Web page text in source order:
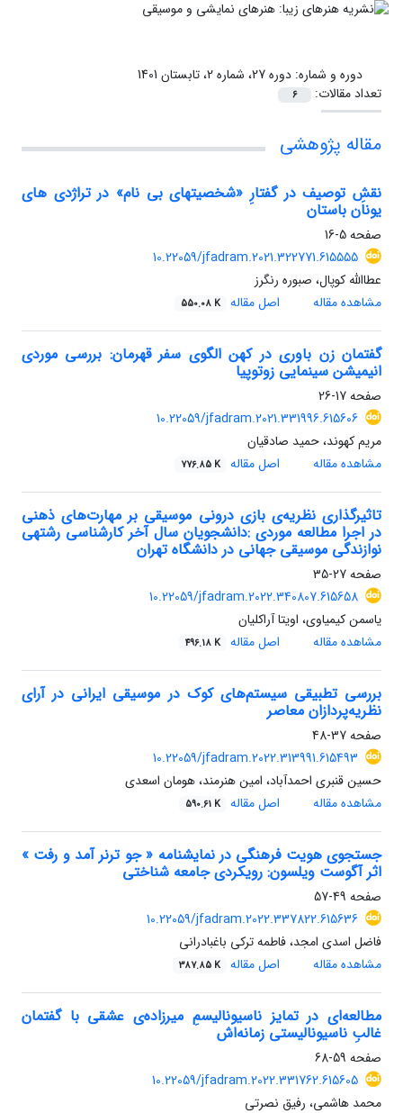
دوره و شماره:دوره 27، شماره 2، تابستان 1401
تعداد مقالات:
6
مقاله پژوهشی
نقشِ توصیف‏ در گفتارِ «شخصیت‏های بی ‏نام» در تراژدی ‏های
یونان باستان
صفحه5-16
10.22059/jfadram.2021.322771.615555
عطاالله کوپال، صبوره رنگرز
مشاهده مقاله
اصل مقاله 550.08 K
گفتمان زن باوری در کهن الگوی سفر قهرمان: بررسی موردی
انیمیشن سینمایی‌ زوتوپیا
صفحه17-26
10.22059/jfadram.2021.331996.615606
مریم کهوند، حمید صادقیان
مشاهده مقاله
اصل مقاله 776.85 K
تاثیر‌گذاری نظریه‌ی بازی درونی موسیقی بر مهارت‌های ذهنی
در اجرا مطالعه موردی :دانشجویان سال آخر کارشناسی رشتهی
نوازندگی موسیقی جهانی در دانشگاه تهران
صفحه27-35
10.22059/jfadram.2022.340807.615658
یاسمن کیمیاوی، اویتا آراکلیان
مشاهده مقاله
اصل مقاله 496.18 K
بررسی تطبیقی سیستم‌های کوک در موسیقی ایرانی در آرای
نظریه‌پردازان معاصر
صفحه37-48
10.22059/jfadram.2022.313991.615493
حسین قنبری احمدآباد، امین هنرمند، هومان اسعدی
مشاهده مقاله
اصل مقاله 590.61 K
جستجوی هویت فرهنگی در نمایشنامه‌ « جو ترنر آمد و رفت »
اثر آگوست ویلسون: رویکردی جامعه شناختی
صفحه 49-57
10.22059/jfadram.2022.337822.615636
فاضل اسدی امجد، فاطمه ترکی باغبادرانی
مشاهده مقاله
اصل مقاله 387.85 K
مطالعه‌ای در تمایز ناسیونالیسمِ میرزاده‌ی عشقی با گفتمان
غالبِ ناسیونالیستی زمانه‌اش
صفحه 59-68
10.22059/jfadram.2022.331762.615605
محمد هاشمی، رفیق نصرتی